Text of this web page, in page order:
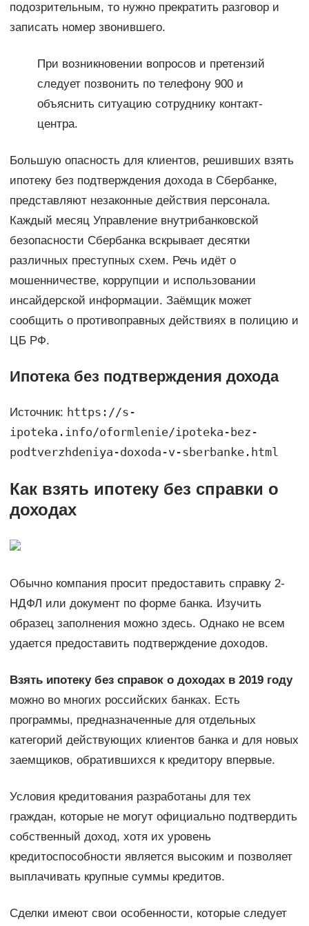
подозрительным, то нужно прекратить разговор и
записать номер звонившего.
При возникновении вопросов и претензий
следует позвонить по телефону 900 и
объяснить ситуацию сотруднику контакт-
центра.
Большую опасность для клиентов, решивших взять
ипотеку без подтверждения дохода в Сбербанке,
представляют незаконные действия персонала.
Каждый месяц Управление внутрибанковской
безопасности Сбербанка вскрывает десятки
различных преступных схем. Речь идёт о
мошенничестве, коррупции и использовании
инсайдерской информации. Заёмщик может
сообщить о противоправных действиях в полицию и
ЦБ РФ.
Ипотека без подтверждения дохода
Источник: https://s-
ipoteka.info/oformlenie/ipoteka-bez-
podtverzhdeniya-doxoda-v-sberbanke.html
Как взять ипотеку без справки о
доходах
Обычно компания просит предоставить справку 2-
НДФЛ или документ по форме банка. Изучить
образец заполнения можно здесь. Однако не всем
удается предоставить подтверждение доходов.
Взять ипотеку без справок о доходах в 2019 году
можно во многих российских банках. Есть
программы, предназначенные для отдельных
категорий действующих клиентов банка и для новых
заемщиков, обратившихся к кредитору впервые.
Условия кредитования разработаны для тех
граждан, которые не могут официально подтвердить
собственный доход, хотя их уровень
кредитоспособности является высоким и позволяет
выплачивать крупные суммы кредитов.
Сделки имеют свои особенности, которые следует